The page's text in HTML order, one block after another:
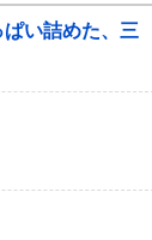
い詰めた、三